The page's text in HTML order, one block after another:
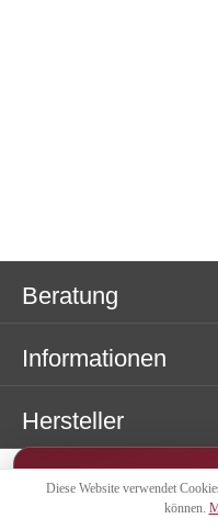
Beratung
Informationen
Hersteller
Diese Website verwendet
können.
20%